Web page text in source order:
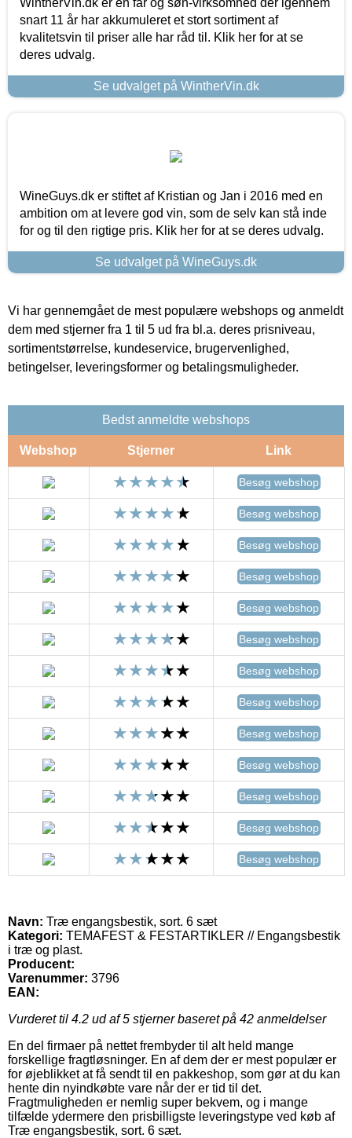
WintherVin.dk er en far og søn-virksomhed der igennem
snart 11 år har akkumuleret et stort sortiment af
kvalitetsvin til priser alle har råd til. Klik her for at se
deres udvalg.
Se udvalget på WintherVin.dk
WineGuys.dk er stiftet af Kristian og Jan i 2016 med en
ambition om at levere god vin, som de selv kan stå inde
for og til den rigtige pris. Klik her for at se deres udvalg.
Se udvalget på WineGuys.dk
Vi har gennemgået de mest populære webshops og anmeldt
dem med stjerner fra 1 til 5 ud fra bl.a. deres prisniveau,
sortimentstørrelse, kundeservice, brugervenlighed,
betingelser, leveringsformer og betalingsmuligheder.
Bedst anmeldte webshops
Webshop Stjerner Link
Besøg webshop
Besøg webshop
Besøg webshop
Besøg webshop
Besøg webshop
Besøg webshop
Besøg webshop
Besøg webshop
Besøg webshop
Besøg webshop
Besøg webshop
Besøg webshop
Besøg webshop
Navn: Træ engangsbestik, sort. 6 sæt
Kategori: TEMAFEST & FESTARTIKLER // Engangsbestik
i træ og plast.
Producent:
Varenummer: 3796
EAN:
Vurderet til 4.2 ud af 5 stjerner baseret på 42 anmeldelser
En del firmaer på nettet frembyder til alt held mange
forskellige fragtløsninger. En af dem der er mest populær er
for øjeblikket at få sendt til en pakkeshop, som gør at du kan
hente din nyindkøbte vare når der er tid til det.
Fragtmuligheden er nemlig super bekvem, og i mange
tilfælde ydermere den prisbilligste leveringstype ved køb af
Træ engangsbestik, sort. 6 sæt.